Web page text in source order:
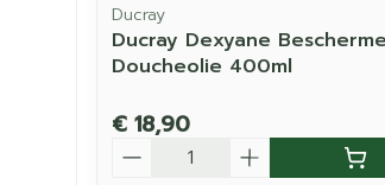
Ducray
Ducray Dexyane
Doucheolie 400ml
€ 18,90